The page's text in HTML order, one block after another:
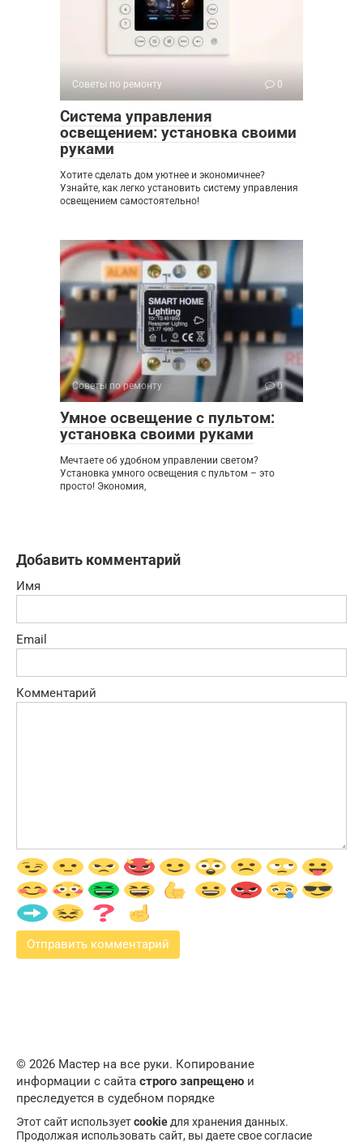
Советы по ремонту 0
Система управления
освещением: установка своими
руками
Хотите сделать дом уютнее и экономичнее?
Узнайте, как легко установить систему управления
освещением самостоятельно!
Советы по ремонту 0
Умное освещение с пультом:
установка своими руками
Мечтаете об удобном управлении светом?
Установка умного освещения с пультом – это
просто! Экономия,
Добавить комментарий
Имя
Email
Комментарий
© 2026 Мастер на все руки. Копирование
информации с сайта строго запрещено и
преследуется в судебном порядке
Этот сайт используетcookie для хранения данных.
Продолжая использовать сайт, вы даете свое согласие